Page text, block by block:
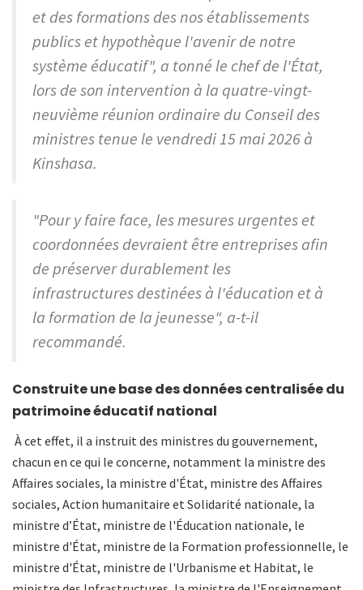
et des formations des nos établissements
publics et hypothèque l'avenir de notre
système éducatif", a tonné le chef de l'État,
lors de son intervention à la quatre-vingt-
neuvième réunion ordinaire du Conseil des
ministres tenue le vendredi 15 mai 2026 à
Kinshasa.
"Pour y faire face, les mesures urgentes et
coordonnées devraient être entreprises afin
de préserver durablement les
infrastructures destinées à l'éducation et à
la formation de la jeunesse", a-t-il
recommandé.
Construite une base des données centralisée du
patrimoine éducatif national
À cet effet, il a instruit des ministres du gouvernement,
chacun en ce qui le concerne, notamment la ministre des
Affaires sociales, la ministre d'État, ministre des Affaires
sociales, Action humanitaire et Solidarité nationale, la
ministre d’État, ministre de l'Éducation nationale, le
ministre d'État, ministre de la Formation professionnelle, le
ministre d'État, ministre de l'Urbanisme et Habitat, le